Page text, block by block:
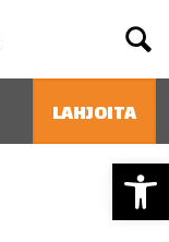
SEY
HAE
LAHJOITA